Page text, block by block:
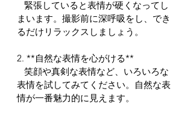
まいます。撮影前に深呼吸をし、でき
るだけリラックスしましょう。
2. **自然な表情を心がける**
表情を試してみてください。自然な表
情が一番魅力的に見えます。